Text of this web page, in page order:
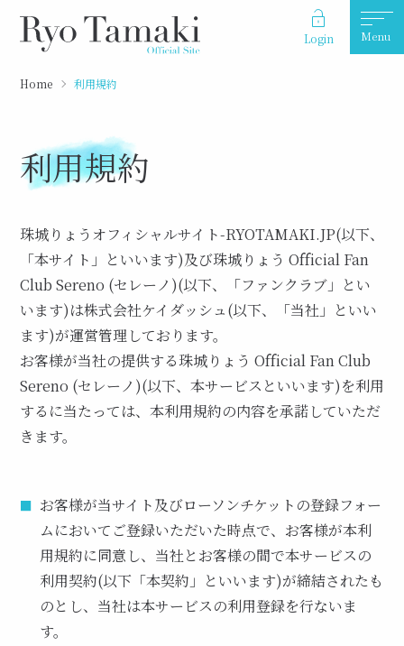
Login Menu
Home 利用規約
利用規約
珠城りょうオフィシャルサイト-RYOTAMAKI.JP(以下、
「本サイト」といいます)及び珠城りょう Official Fan
Club Sereno (セレーノ)(以下、「ファンクラブ」とい
います)は株式会社ケイダッシュ(以下、「当社」といい
ます)が運営管理しております。
お客様が当社の提供する珠城りょう Official Fan Club
Sereno (セレーノ)(以下、本サービスといいます)を利用
するに当たっては、本利用規約の内容を承諾していただ
きます。
お客様が当サイト及びローソンチケットの登録フォー
ムにおいてご登録いただいた時点で、お客様が本利
用規約に同意し、当社とお客様の間で本サービスの
利用契約(以下「本契約」といいます)が締結されたも
のとし、当社は本サービスの利用登録を行ないま
す。